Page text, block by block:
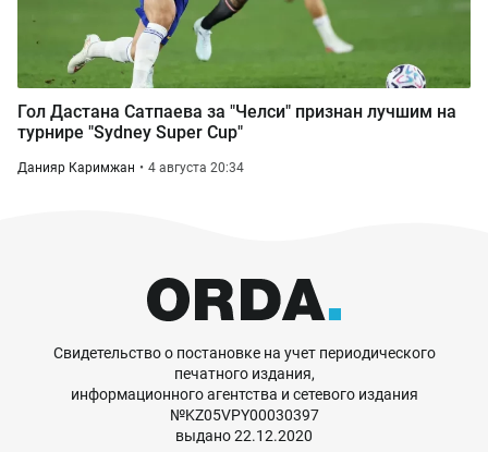
Гол Дастана Сатпаева за "Челси" признан лучшим на
турнире "Sydney Super Cup"
Данияр Каримжан 4 августа 20:34
Свидетельство о постановке на учет периодического
печатного издания,
информационного агентства и сетевого издания
№KZ05VPY00030397
выдано 22.12.2020